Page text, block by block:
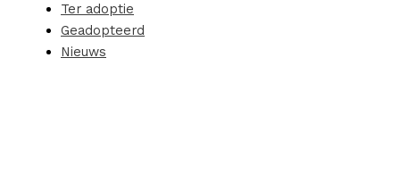
Ter adoptie
Geadopteerd
Nieuws